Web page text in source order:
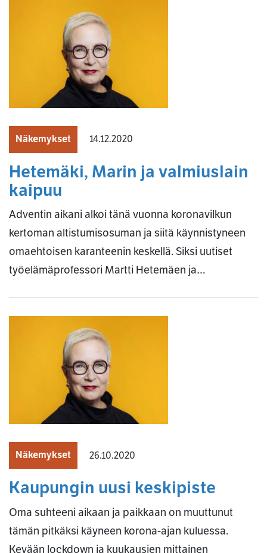
Näkemykset 14.12.2020
Hetemäki, Marin ja valmiuslain
kaipuu
Adventin aikani alkoi tänä vuonna koronavilkun
kertoman altistumisosuman ja siitä käynnistyneen
omaehtoisen karanteenin keskellä. Siksi uutiset
työelämäprofessori Martti Hetemäen ja…
Näkemykset 26.10.2020
Kaupungin uusi keskipiste
Oma suhteeni aikaan ja paikkaan on muuttunut
tämän pitkäksi käyneen korona-ajan kuluessa.
Kevään lockdown ja kuukausien mittainen